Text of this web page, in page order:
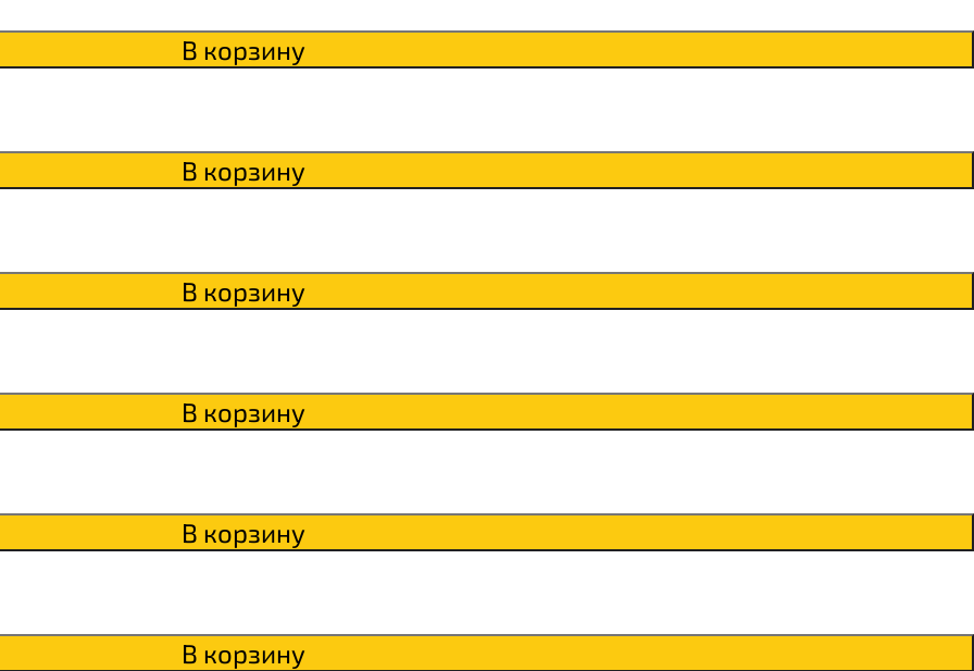
В корзину
В корзину
В корзину
В корзину
В корзину
В корзину